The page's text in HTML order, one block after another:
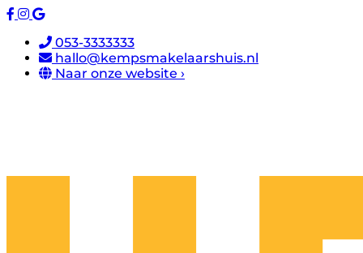
053-3333333
hallo@kempsmakelaarshuis.nl
Naar onze website ›